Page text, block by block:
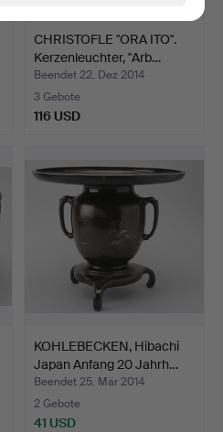
CHRISTOFLE "ORA ITO".
Kerzenleuchter, "Arb…
Beendet 22. Dez 2014
3 Gebote
116 USD
KOHLEBECKEN, Hibachi
Japan Anfang 20 Jahrh…
Beendet 25. Mär 2014
2 Gebote
41 USD